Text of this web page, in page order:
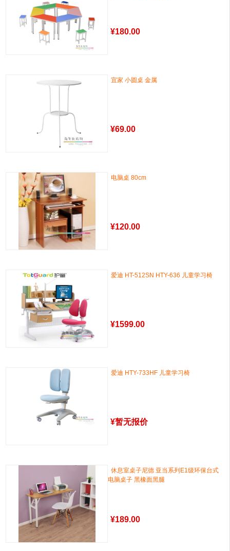
¥180.00
宜家 小圆桌 金属
¥69.00
电脑桌 80cm
¥120.00
爱迪 HT-512SN HTY-636 儿童学习椅
¥1599.00
爱迪 HTY-733HF 儿童学习椅
¥暂无报价
休息室桌子尼德 亚当系列E1级环保台式
电脑桌子 黑橡面黑腿
¥189.00